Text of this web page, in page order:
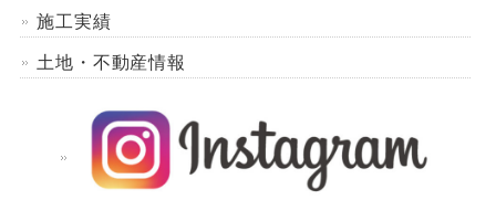
施工実績
土地・不動産情報